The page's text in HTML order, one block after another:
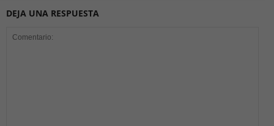
DEJA UNA RESPUESTA